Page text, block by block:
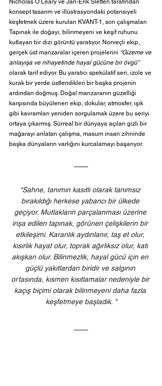
konsept tasarım ve illüstrasyondaki potansiyeli
keşfetmek üzere kurulan KVANT-1, son çalışmaları
Tapınak ile doğayı, bilinmeyeni ve keşif ruhunu
kutlayan bir dizi görüntü yaratıyor. Norveçli ekip,
gerçek üst manzaralar içeren projelerini “Gizeme ve
anlayışa ve nihayetinde hayal gücüne bir övgü”
olarak tarif ediyor. Bu yaratıcı spekülatif seri, izole ve
kurak bir yerde üstlendikleri bir başka projenin
ardından doğmuş. Doğal manzaranın güzelliği
karşısında büyülenen ekip, dokular, atmosfer, ışık
gibi kavramları yeniden sorgulamak üzere bu seriyi
ortaya çıkarmış. Sürreal bir dünyaya açılan gizli bir
mağarayı anlatan çalışma, masum insan zihninde
başka dünyaların varlığını kurcalamayı başarıyor.
“Sahne, tanımın kasıtlı olarak tanımsız
bırakıldığı herkese yabancı bir ülkede
geçiyor. Mutlakların parçalanması üzerine
inşa edilen tapınak, görünen çelişkilerin bir
etkileşimi. Karanlık aydınlanır, taş et olur,
kısırlık hayat olur, toprak ağırlıksız olur, katı
akışkan olur. Bilinmezlik, hayal gücü için en
güçlü yakıtlardan biridir ve salgının
ortasında, kısmen kısıtlamalar nedeniyle bir
kaçış biçimi olarak bilinmeyeni daha fazla
keşfetmeye başladık. "